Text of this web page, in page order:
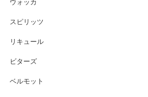
ウォッカ
スピリッツ
リキュール
ビターズ
ベルモット